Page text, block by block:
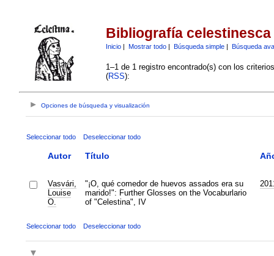
Bibliografía celestinesca
Inicio| Mostrar todo| Búsqueda simple| Búsqueda
1–1 de 1 registro encontrado(s) con los
(RSS):
Opciones de búsqueda y visualización
Seleccionar todo Deseleccionar todo
Autor Título
Vasvári,
Louise
O.
"¡O, qué comedor de huevos assados era su
marido!": Further Glosses on the Vocaburlario
of "Celestina", IV
Seleccionar todo Deseleccionar todo